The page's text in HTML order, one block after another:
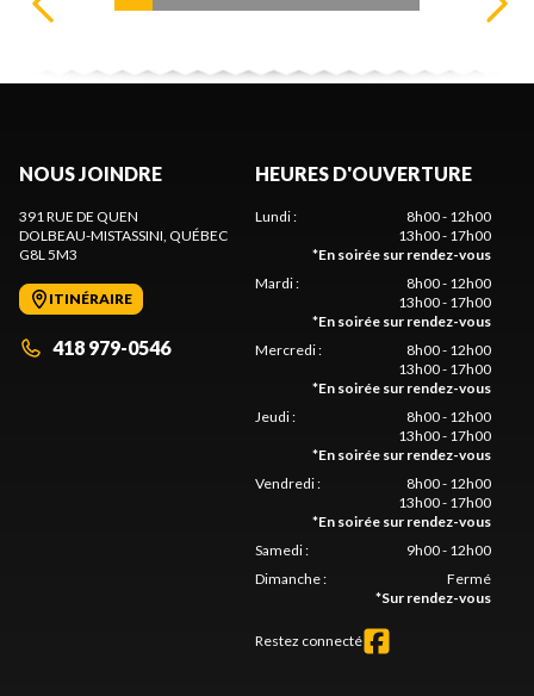
NOUS JOINDRE
391 RUE DE QUEN
DOLBEAU-MISTASSINI , QUÉBEC
G8L 5M3
ITINÉRAIRE
418 979-0546
HEURES D'OUVERTURE
Lundi:
8h00 - 12h00
13h00 - 17h00
*En soirée sur rendez-vous
Mardi:
8h00 - 12h00
13h00 - 17h00
*En soirée sur rendez-vous
Mercredi:
8h00 - 12h00
13h00 - 17h00
*En soirée sur rendez-vous
Jeudi:
8h00 - 12h00
13h00 - 17h00
*En soirée sur rendez-vous
Vendredi:
8h00 - 12h00
13h00 - 17h00
*En soirée sur rendez-vous
Samedi:
9h00 - 12h00
Dimanche:
Fermé
*Sur rendez-vous
Restez connecté